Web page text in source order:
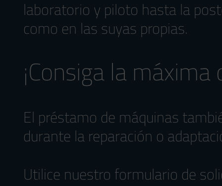
laboratorio y piloto hasta la
como en las suyas propias.
¡Consiga la
El préstamo de máquinas
durante la reparación o
Utilice nuestro formulario de